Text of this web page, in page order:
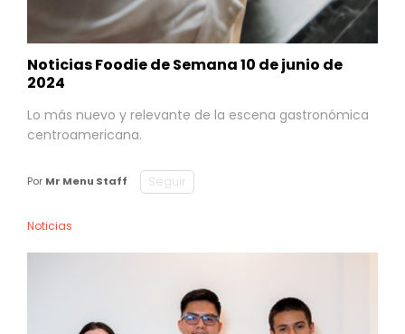
Noticias Foodie de Semana 10 de junio de
2024
Lo más nuevo y relevante de la escena gastronómica
centroamericana.
Por Mr Menu Staff Seguir
Noticias